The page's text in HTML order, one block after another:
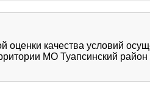
оценки качества условий
МО Туапсинский район